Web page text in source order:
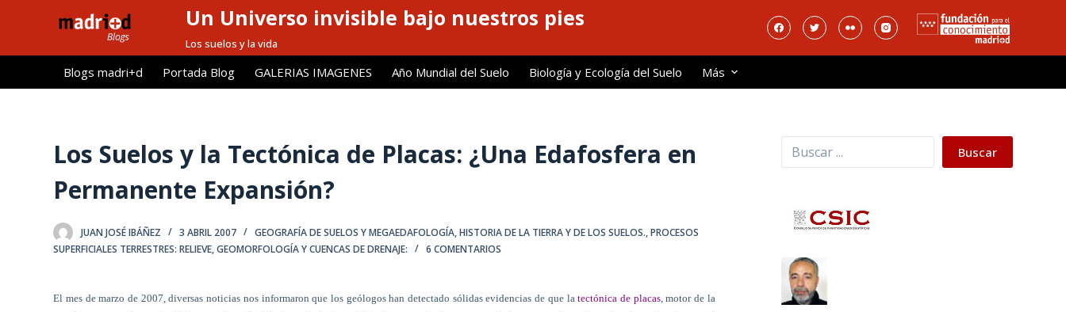
l
Un Universo invisible bajo nuestros pies
Los suelos y la vida
Blogs madri+d Portada Blog GALERIAS IMAGENES Año Mundial del Suelo Biología y Ecología del Suelo Más
Los Suelos y la Tectónica de Placas: ¿Una Edafosfera en
Permanente Expansión?
JUAN JOSÉ IBÁÑEZ 3 ABRIL 2007 GEOGRAFÍA DE SUELOS Y MEGAEDAFOLOGÍA,HISTORIA DE LA TIERRA Y DE LOS SUELOS.,PROCESOS
SUPERFICIALES TERRESTRES: RELIEVE, GEOMORFOLOGÍA Y CUENCAS DE DRENAJE:
6 COMENTARIOS
El mes de marzo de 2007, diversas noticias nos informaron que los geólogos han detectado sólidas evidencias de que latectónica de placas, motor de la
Buscar Buscar